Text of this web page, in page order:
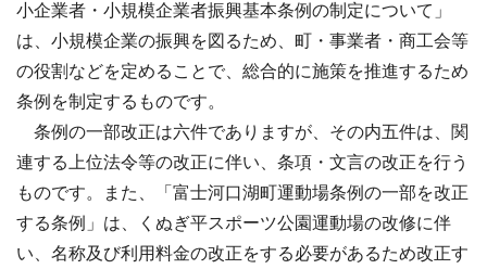
小企業者・小規模企業者振興基本条例の制定について」
は、小規模企業の振興を図るため、町・事業者・商工会等
の役割などを定めることで、総合的に施策を推進するため
条例を制定するものです。
条例の一部改正は六件でありますが、その内五件は、関
連する上位法令等の改正に伴い、条項・文言の改正を行う
ものです。また、「富士河口湖町運動場条例の一部を改正
する条例」は、くぬぎ平スポーツ公園運動場の改修に伴
い、名称及び利用料金の改正をする必要があるため改正す